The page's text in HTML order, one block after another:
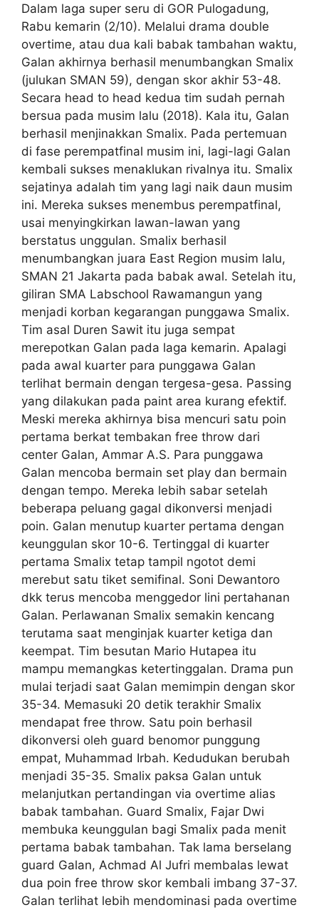
Dalam laga super seru di GOR Pulogadung,
Rabu kemarin (2/10). Melalui drama double
overtime, atau dua kali babak tambahan waktu,
Galan akhirnya berhasil menumbangkan Smalix
(julukan SMAN 59), dengan skor akhir 53-48.
Secara head to head kedua tim sudah pernah
bersua pada musim lalu (2018). Kala itu, Galan
berhasil menjinakkan Smalix. Pada pertemuan
di fase perempatfinal musim ini, lagi-lagi Galan
kembali sukses menaklukan rivalnya itu. Smalix
sejatinya adalah tim yang lagi naik daun musim
ini. Mereka sukses menembus perempatfinal,
usai menyingkirkan lawan-lawan yang
berstatus unggulan. Smalix berhasil
menumbangkan juara East Region musim lalu,
SMAN 21 Jakarta pada babak awal. Setelah itu,
giliran SMA Labschool Rawamangun yang
menjadi korban kegarangan punggawa Smalix.
Tim asal Duren Sawit itu juga sempat
merepotkan Galan pada laga kemarin. Apalagi
pada awal kuarter para punggawa Galan
terlihat bermain dengan tergesa-gesa. Passing
yang dilakukan pada paint area kurang efektif.
Meski mereka akhirnya bisa mencuri satu poin
pertama berkat tembakan free throw dari
center Galan, Ammar A.S. Para punggawa
Galan mencoba bermain set play dan bermain
dengan tempo. Mereka lebih sabar setelah
beberapa peluang gagal dikonversi menjadi
poin. Galan menutup kuarter pertama dengan
keunggulan skor 10-6. Tertinggal di kuarter
pertama Smalix tetap tampil ngotot demi
merebut satu tiket semifinal. Soni Dewantoro
dkk terus mencoba menggedor lini pertahanan
Galan. Perlawanan Smalix semakin kencang
terutama saat menginjak kuarter ketiga dan
keempat. Tim besutan Mario Hutapea itu
mampu memangkas ketertinggalan. Drama pun
mulai terjadi saat Galan memimpin dengan skor
35-34. Memasuki 20 detik terakhir Smalix
mendapat free throw. Satu poin berhasil
dikonversi oleh guard benomor punggung
empat, Muhammad Irbah. Kedudukan berubah
menjadi 35-35. Smalix paksa Galan untuk
melanjutkan pertandingan via overtime alias
babak tambahan. Guard Smalix, Fajar Dwi
membuka keunggulan bagi Smalix pada menit
pertama babak tambahan. Tak lama berselang
guard Galan, Achmad Al Jufri membalas lewat
dua poin free throw skor kembali imbang 37-37.
Galan terlihat lebih mendominasi pada overtime